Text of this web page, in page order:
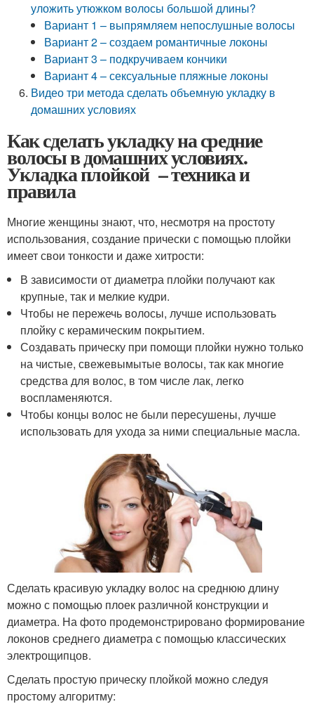
уложить утюжком волосы большой длины?
Вариант 1 – выпрямляем непослушные волосы
Вариант 2 – создаем романтичные локоны
Вариант 3 – подкручиваем кончики
Вариант 4 – сексуальные пляжные локоны
Видео три метода сделать объемную укладку в
домашних условиях
Как сделать укладку на средние
волосы в домашних условиях.
Укладка плойкой – техника и
правила
Многие женщины знают, что, несмотря на простоту
использования, создание прически с помощью плойки
имеет свои тонкости и даже хитрости:
В зависимости от диаметра плойки получают как
крупные, так и мелкие кудри.
Чтобы не пережечь волосы, лучше использовать
плойку с керамическим покрытием.
Создавать прическу при помощи плойки нужно только
на чистые, свежевымытые волосы, так как многие
средства для волос, в том числе лак, легко
воспламеняются.
Чтобы концы волос не были пересушены, лучше
использовать для ухода за ними специальные масла.
Сделать красивую укладку волос на среднюю длину
можно с помощью плоек различной конструкции и
диаметра. На фото продемонстрировано формирование
локонов среднего диаметра с помощью классических
электрощипцов.
Сделать простую прическу плойкой можно следуя
простому алгоритму: